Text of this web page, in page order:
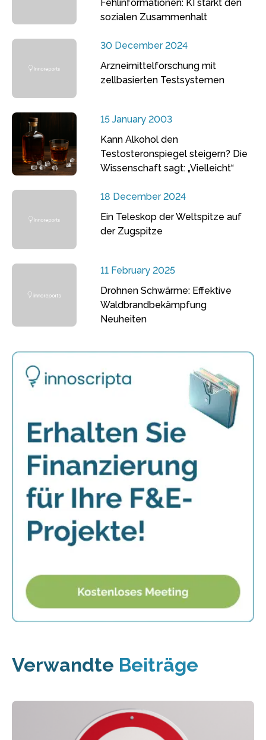
Fehlinformationen: KI stärkt den
sozialen Zusammenhalt
30 December 2024
Arzneimittelforschung mit
zellbasierten Testsystemen
15 January 2003
Kann Alkohol den
Testosteronspiegel steigern? Die
Wissenschaft sagt: „Vielleicht“
18 December 2024
Ein Teleskop der Weltspitze auf
der Zugspitze
11 February 2025
Drohnen Schwärme: Effektive
Waldbrandbekämpfung
Neuheiten
Verwandte Beiträge